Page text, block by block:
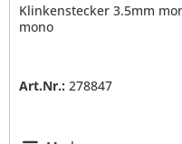
Klinkenstecker 3.5mm
mono
Art.Nr.: 278847